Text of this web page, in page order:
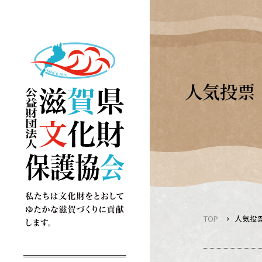
to
content
人気投票
TOP › 人気投